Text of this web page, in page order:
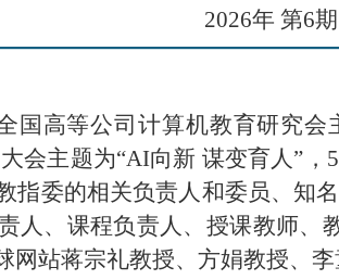
2026年 第6期
国高等公司计算机教育研究
大会主题为“AI向新 谋变育人”
指委的相关负责人和委员、知
人、课程负责人、授课教师、
站蒋宗礼教授、方娟教授、李